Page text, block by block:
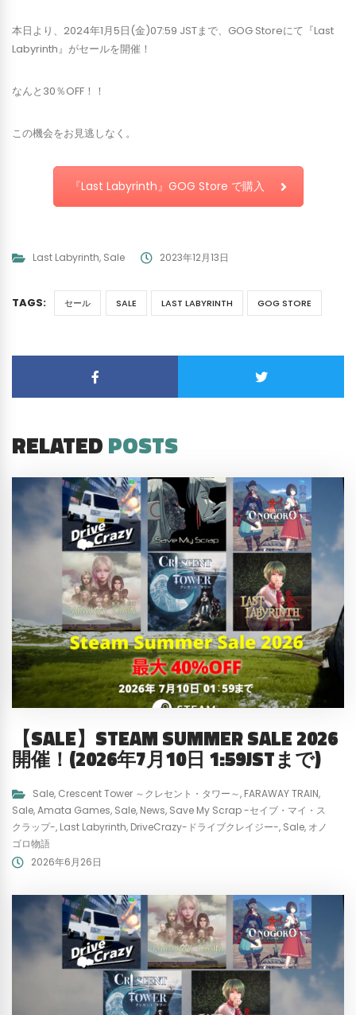
本日より、2024年1月5日(金)07:59 JSTまで、GOG Storeにて『Last
Labyrinth』がセールを開催！
なんと30％OFF！！
この機会をお見逃しなく。
『Last Labyrinth』GOG Store で購入
Last Labyrinth, Sale 2023年12月13日
TAGS: セール SALE LAST LABYRINTH GOG STORE
RELATEDPOSTS
【SALE】STEAM SUMMER SALE 2026
開催！(2026年7月10日 1:59JSTまで)
Sale, Crescent Tower ～クレセント・タワー～, FARAWAY TRAIN,
Sale,Amata Games, Sale, News, Save My Scrap -セイブ・マイ・ス
クラップ-, Last Labyrinth, DriveCrazy-ドライブクレイジー-, Sale, オノ
ゴロ物語
2026年6月26日